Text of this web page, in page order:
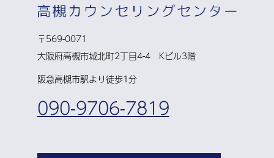
〒569-0071
大阪府高槻市城北町2丁目4-4 Kビル3階
阪急高槻市駅より徒歩1分
090-9706-7819